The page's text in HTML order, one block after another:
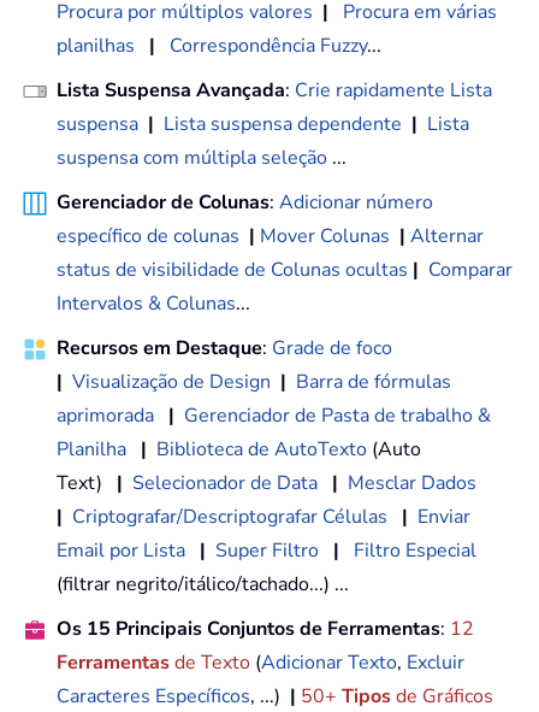
Procura por múltiplos valores |
Procura em várias
planilhas
| Correspondência Fuzzy...
Lista Suspensa Avançada: Crie rapidamente Lista
suspensa | Lista suspensa dependente | Lista
suspensa com múltipla seleção ...
Gerenciador de Colunas: Adicionar número
específico de colunas | Mover Colunas | Alternar
status de visibilidade de Colunas ocultas | Comparar
Intervalos & Colunas...
Recursos em Destaque: Grade de foco
| Visualização de Design | Barra de fórmulas
aprimorada | Gerenciador de Pasta de trabalho &
Planilha | Biblioteca de AutoTexto (Auto
Text) | Selecionador de Data | Mesclar Dados
| Criptografar/Descriptografar Células | Enviar
Email por Lista | Super Filtro |
Filtro Especial
(filtrar negrito/itálico/tachado...) ...
Os 15 Principais Conjuntos de Ferramentas: 12
Ferramentasde Texto (Adicionar Texto, Excluir
Caracteres Específicos, ...) | 50+ Tiposde Gráficos